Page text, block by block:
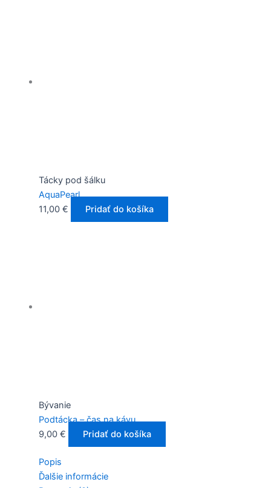
Tácky pod šálku
AquaPearl
11,00 € Pridať do košíka
Bývanie
Podtácka – čas na kávu
9,00 € Pridať do košíka
Popis
Ďalšie informácie